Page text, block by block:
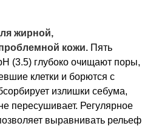
жирной,
кожи. Пять
(3.5) глубоко очищают поры,
клетки и борются с
излишки себума,
пересушивает. Регулярное
выравнивать рельеф